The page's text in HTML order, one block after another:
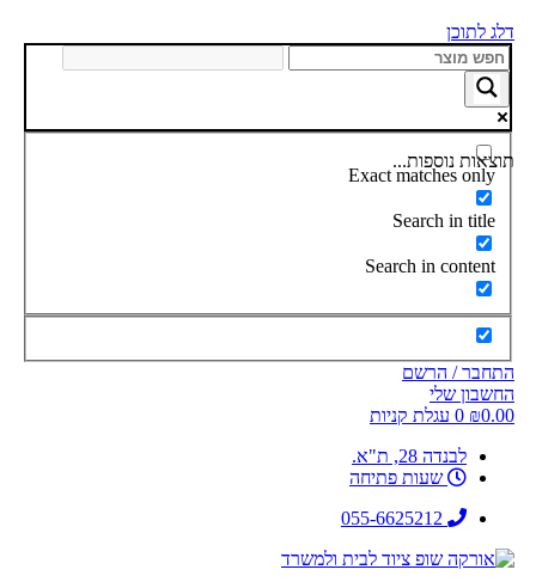
דלג לתוכן
תוצאות נוספות...
Exact matches only
Search in title
Search in content
התחבר / הרשם
החשבון שלי
₪0.00
0 עגלת קניות
לבנדה 28, ת"א.
שעות פתיחה
055-6625212